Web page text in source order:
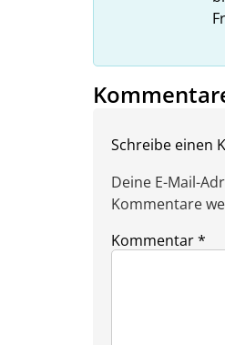
Schreibe einen
Deine E-Mail-
Kommentare
Kommentar*